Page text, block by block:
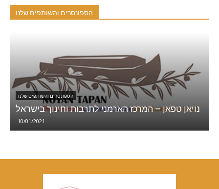
הספונסרים והשותפים שלנו
הספונסרים והשותפים שלנו
נויאן טפאן – המרכז הארמני לתרבות וחינוך בישראל
10/01/2021